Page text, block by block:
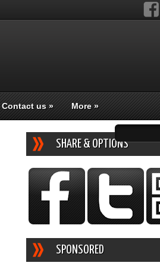
Contact us» More»
SHARE & OPTIONS
SPONSORED